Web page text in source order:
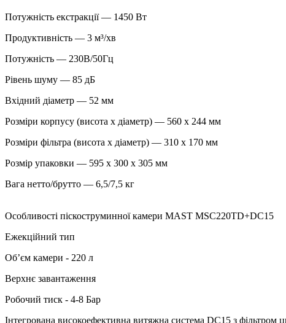
Потужність екстракції — 1450 Вт
Продуктивність — 3 м³/хв
Потужність — 230В/50Гц
Рівень шуму — 85 дБ
Вхідний діаметр — 52 мм
Розміри корпусу (висота х діаметр) — 560 х 244 мм
Розміри фільтра (висота x діаметр) — 310 х 170 мм
Розмір упаковки — 595 x 300 x 305 мм
Вага нетто/брутто — 6,5/7,5 кг
Особливості піскоструминної камери MAST MSC220TD+DC15
Ежекційний тип
Об’єм камери - 220 л
Верхнє завантаження
Робочий тиск - 4-8 Бар
Інтегрована високоефективна витяжна система DC15 з фільтром